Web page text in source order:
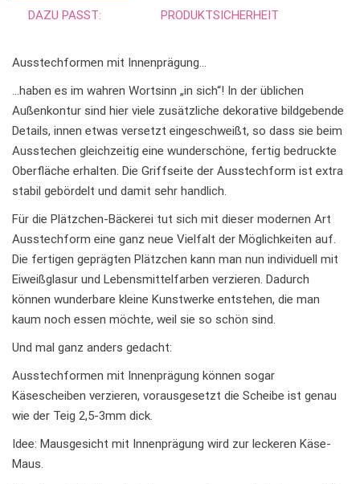
e
DAZU PASST: PRODUKTSICHERHEIT
Ausstechformen mit Innenprägung…
…haben es im wahren Wortsinn „in sich“! In der üblichen
Außenkontur sind hier viele zusätzliche dekorative bildgebende
Details, innen etwas versetzt eingeschweißt, so dass sie beim
Ausstechen gleichzeitig eine wunderschöne, fertig bedruckte
Oberfläche erhalten. Die Griffseite der Ausstechform ist extra
stabil gebördelt und damit sehr handlich.
Für die Plätzchen-Bäckerei tut sich mit dieser modernen Art
Ausstechform eine ganz neue Vielfalt der Möglichkeiten auf.
Die fertigen geprägten Plätzchen kann man nun individuell mit
Eiweißglasur und Lebensmittelfarben verzieren. Dadurch
können wunderbare kleine Kunstwerke entstehen, die man
kaum noch essen möchte, weil sie so schön sind.
Und mal ganz anders gedacht:
Ausstechformen mit Innenprägung können sogar
Käsescheiben verzieren, vorausgesetzt die Scheibe ist genau
wie der Teig 2,5-3mm dick.
Idee: Mausgesicht mit Innenprägung wird zur leckeren Käse-
Maus.